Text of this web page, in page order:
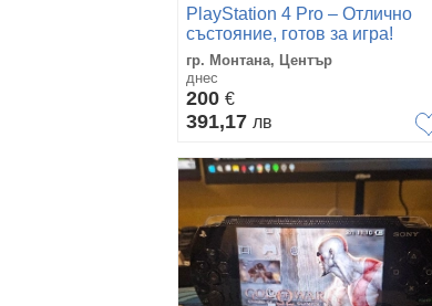
PlayStation 4 Pro – Отлично
състояние, готов за игра!
гр. Монтана, Център
днес
200 €
391,17 лв